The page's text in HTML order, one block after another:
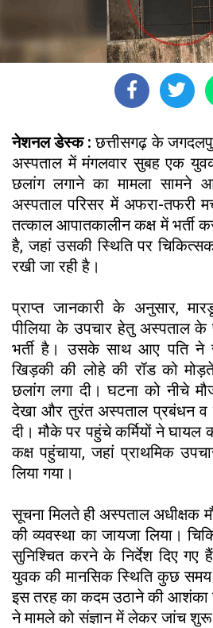
नेशनल डेस्क :छत्तीसगढ़ के
अस्पताल में मंगलवार सुबह एक युवक
छलांग लगाने का मामला सामने
अस्पताल परिसर में अफरा-तफरी
तत्काल आपातकालीन कक्ष में भर्ती
है, जहां उसकी स्थिति पर चिकित्सकों
रखी जा रही है।
प्राप्त जानकारी के अनुसार,
पीलिया के उपचार हेतु अस्पताल के
भर्ती है। उसके साथ आए पति ने
खिड़की की लोहे की रॉड को
छलांग लगा दी। घटना को नीचे
देखा और तुरंत अस्पताल प्रबंधन व
दी। मौके पर पहुंचे कर्मियों ने
कक्ष पहुंचाया, जहां प्राथमिक
लिया गया।
सूचना मिलते ही अस्पताल अधीक्षक
की व्यवस्था का जायजा लिया।
सुनिश्चित करने के निर्देश दिए गए
युवक की मानसिक स्थिति कुछ
इस तरह का कदम उठाने की आशंका
ने मामले को संज्ञान में लेकर जांच